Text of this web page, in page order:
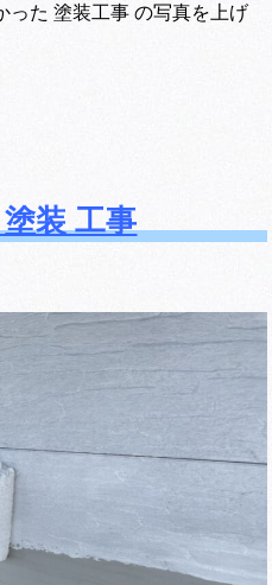
った 塗装工事 の写真を上げ
装 工事